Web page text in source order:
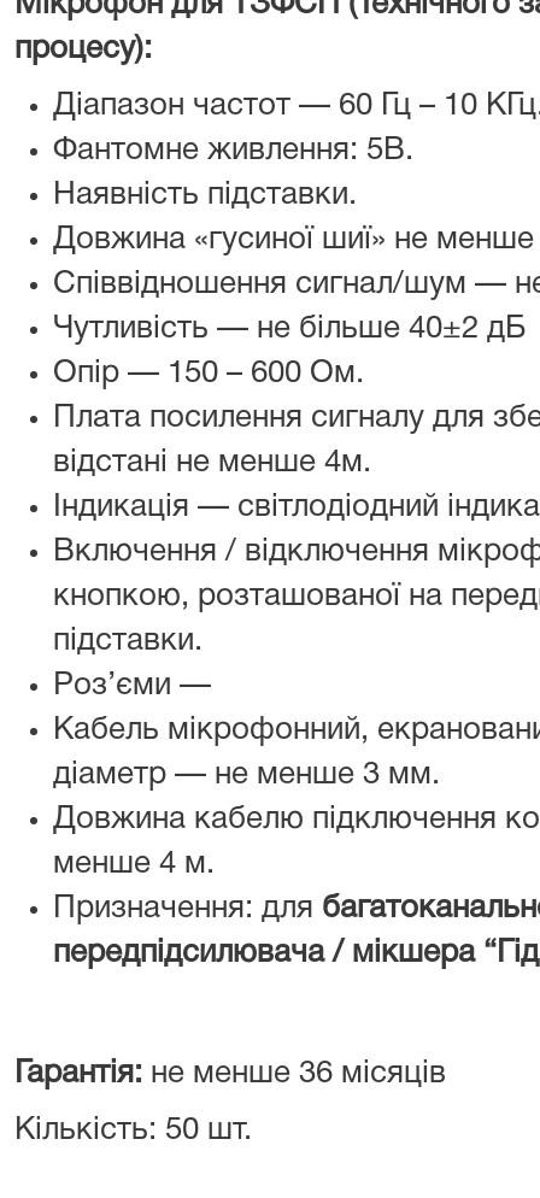
процесу):
Діапазон частот — 60 Гц – 10
Фантомне живлення: 5В.
Наявність підставки.
Довжина «гусиної шиї» не
Співвідношення сигнал/шум —
Чутливість — не більше 40±2 дБ
Опір — 150 – 600 Ом.
Плата посилення сигналу для
відстані не менше 4м.
Індикація — світлодіодний
Включення / відключення
кнопкою, розташованої на
підставки.
Роз’єми —
Кабель мікрофонний,
діаметр — не менше 3 мм.
Довжина кабелю підключення
менше 4 м.
Призначення: для
передпідсилювача / мікшера
Гарантія: не менше 36 місяців
Кількість: 50 шт.